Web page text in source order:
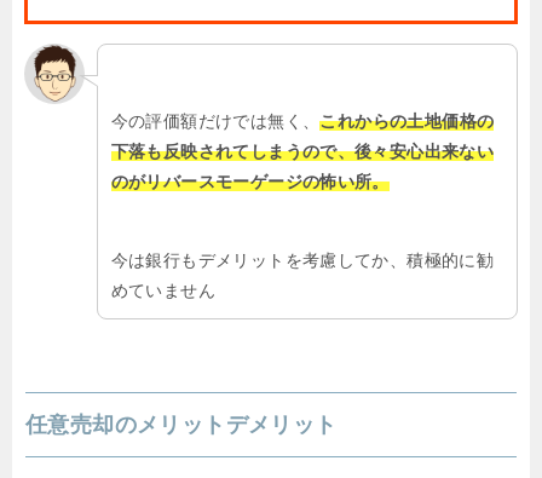
今の評価額だけでは無く、これからの土地価格の
下落も反映されてしまうので、後々安心出来ない
のがリバースモーゲージの怖い所。
今は銀行もデメリットを考慮してか、積極的に勧
めていません
任意売却のメリットデメリット